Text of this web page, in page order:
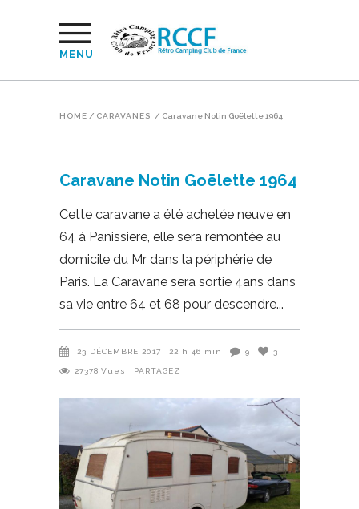
MENU
HOME / CARAVANES / Caravane Notin Goëlette 1964
Caravane Notin Goëlette 1964
Cette caravane a été achetée neuve en
64 à Panissiere, elle sera remontée au
domicile du Mr dans la périphérie de
Paris. La Caravane sera sortie 4ans dans
sa vie entre 64 et 68 pour descendre
23 DÉCEMBRE 2017 22 h 46 min 9 3
27378 Vues PARTAGEZ